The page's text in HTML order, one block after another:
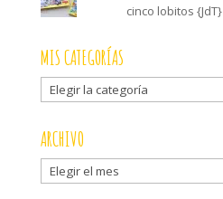
cinco lobitos {JdT}
MIS CATEGORÍAS
Mis
categorías
ARCHIVO
Archivo